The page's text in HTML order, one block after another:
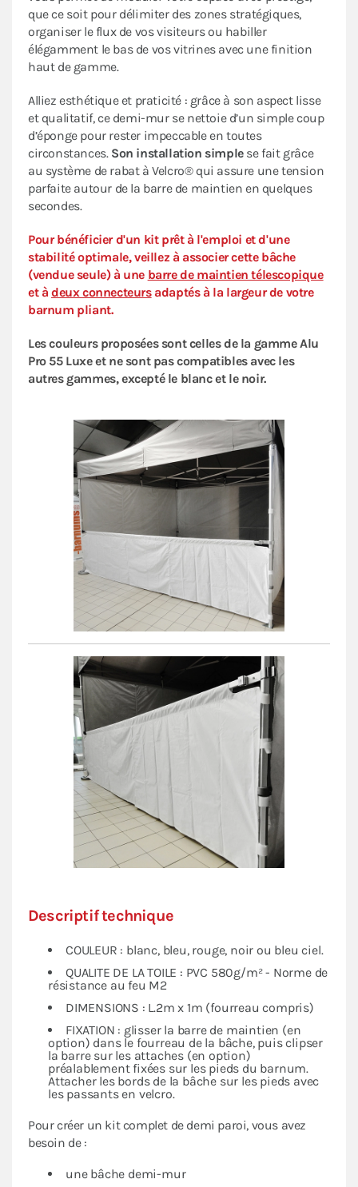
que ce soit pour délimiter des zones stratégiques,
organiser le flux de vos visiteurs ou habiller
élégamment le bas de vos vitrines avec une finition
haut de gamme.
Alliez esthétique et praticité : grâce à son aspect lisse
et qualitatif, ce demi-mur se nettoie d’un simple coup
d’éponge pour rester impeccable en toutes
circonstances. Son installation simplese fait grâce
au système de rabat à Velcro® qui assure une tension
parfaite autour de la barre de maintien en quelques
secondes.
Pour bénéficier d'un kit prêt à l'emploi et d'une
stabilité optimale, veillez à associer cette bâche
(vendue seule) à une barre de maintien télescopique
et à deux connecteursadaptés à la largeur de votre
barnum pliant.
Les couleurs proposées sont celles de la gamme Alu
Pro 55 Luxe et ne sont pas compatibles avec les
autres gammes, excepté le blanc et le noir.
Descriptif technique
COULEUR : blanc, bleu, rouge, noir ou bleu ciel.
QUALITE DE LA TOILE : PVC 580g/m² - Norme de
résistance au feu M2
DIMENSIONS : L.2m x 1m (fourreau compris)
FIXATION : glisser la barre de maintien (en
option) dans le fourreau de la bâche, puis clipser
la barre sur les attaches (en option)
préalablement fixées sur les pieds du barnum.
Attacher les bords de la bâche sur les pieds avec
les passants en velcro.
Pour créer un kit complet de demi paroi, vous avez
besoin de :
une bâche demi-mur